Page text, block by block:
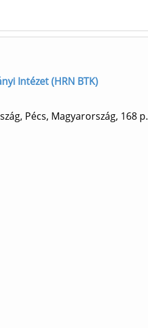
Intézet (HRN BTK)
Pécs, Magyarország, 168 p.